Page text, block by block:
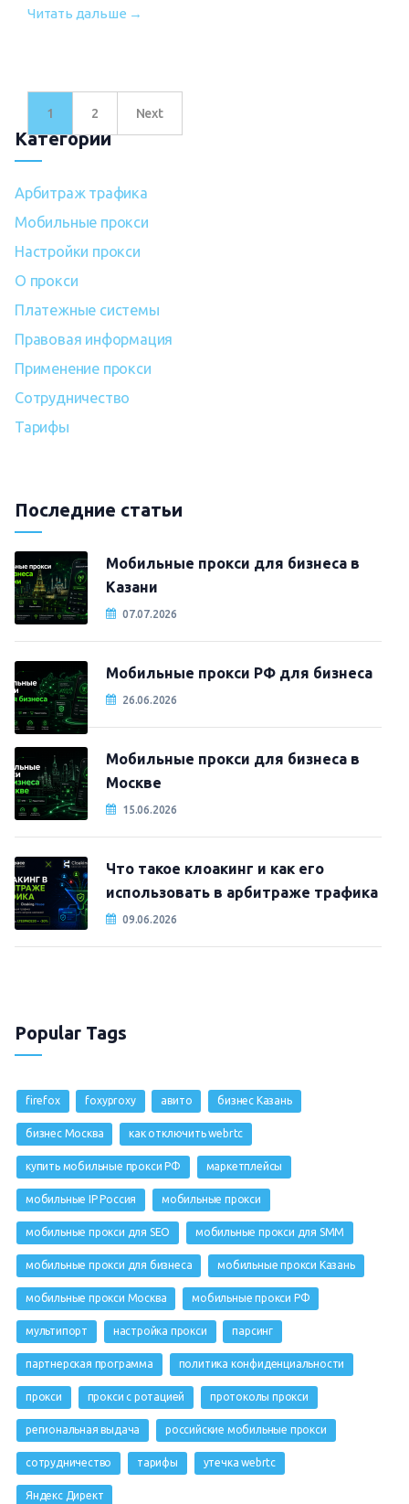
Читать дальше →
1 2 Next
Категории
Арбитраж трафика
Мобильные прокси
Настройки прокси
О прокси
Платежные системы
Правовая информация
Применение прокси
Сотрудничество
Тарифы
Последние статьи
Мобильные прокси для бизнеса в
Казани
07.07.2026
Мобильные прокси РФ для бизнеса
26.06.2026
Мобильные прокси для бизнеса в
Москве
15.06.2026
Что такое клоакинг и как его
использовать в арбитраже трафика
09.06.2026
Popular Tags
firefox foxyproxy авито бизнес Казань
бизнес Москва как отключить webrtc
купить мобильные прокси РФ маркетплейсы
мобильные IP Россия мобильные прокси
мобильные прокси для SEO мобильные прокси для SMM
мобильные прокси для бизнеса мобильные прокси Казань
мобильные прокси Москва мобильные прокси РФ
мультипорт настройка прокси парсинг
партнерская программа политика конфиденциальности
прокси прокси с ротацией протоколы прокси
региональная выдача российские мобильные прокси
сотрудничество тарифы утечка webrtc
Яндекс Директ